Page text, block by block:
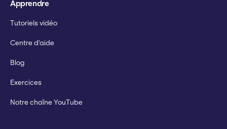
Apprendre
Tutoriels vidéo
Centre d'aide
Blog
Exercices
Notre chaîne YouTube